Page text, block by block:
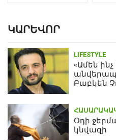
ԿԱՐԵՎՈՐ
LIFESTYLE
«Ամեն
Բաբկեն
Օդի
կնվազի